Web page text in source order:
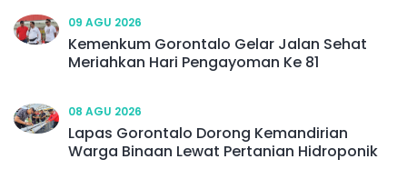
09 AGU 2026
Kemenkum Gorontalo Gelar Jalan Sehat
Meriahkan Hari Pengayoman Ke 81
08 AGU 2026
Lapas Gorontalo Dorong Kemandirian
Warga Binaan Lewat Pertanian Hidroponik